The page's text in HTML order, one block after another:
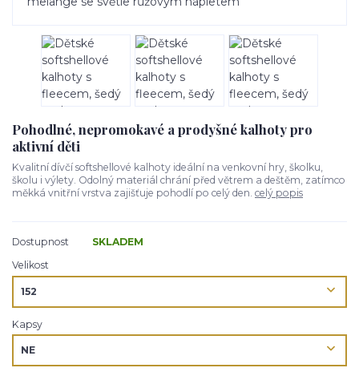
Pohodlné, nepromokavé a prodyšné kalhoty pro
aktivní děti
Kvalitní dívčí softshellové kalhoty ideální na venkovní hry, školku,
školu i výlety. Odolný materiál chrání před větrem a deštěm, zatímco
měkká vnitřní vrstva zajišťuje pohodlí po celý den. celý popis
Dostupnost
SKLADEM
Velikost
Kapsy